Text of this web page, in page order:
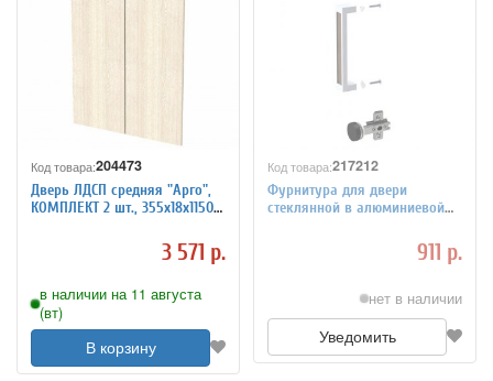
Код товара:204473
Дверь ЛДСП средняя "Арго",
КОМПЛЕКТ 2 шт., 355х18х1150
3 571 р.
в наличии на 11 августа
(вт)
В корзину
Код товара:217212
Фурнитура для двери
стеклянной в алюминиевой
911 р.
нет в наличии
Уведомить